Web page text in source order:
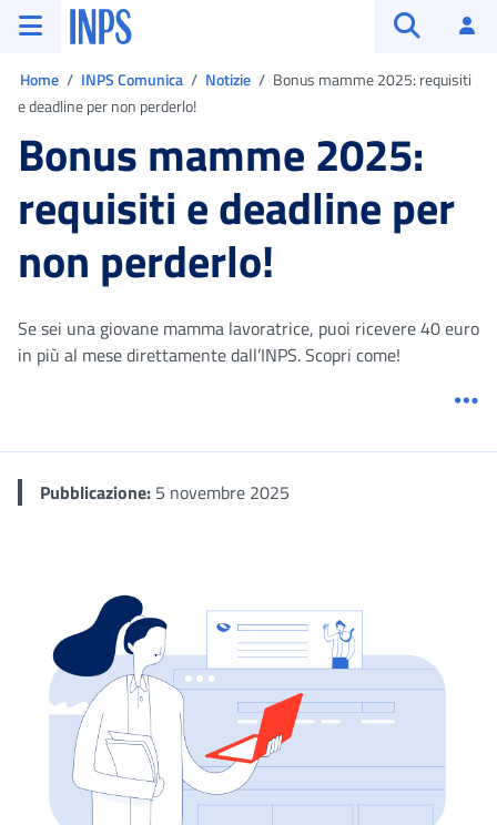
Vai al menu principale
Vai al contenuto principale
Vai al pie' di pagina
INPS ()
Home INPS Comunica Notizie
Bonus mamme 2025: requisiti
e deadline per non perderlo!
Bonus mamme 2025:
requisiti e deadline per
non perderlo!
Se sei una giovane mamma lavoratrice, puoi ricevere 40 euro
in più al mese direttamente dall’INPS. Scopri come!
Pubblicazione: 5 novembre 2025